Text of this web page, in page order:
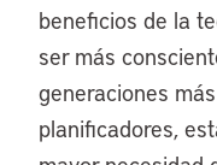
beneficios de la
ser más
generaciones
planificadores,